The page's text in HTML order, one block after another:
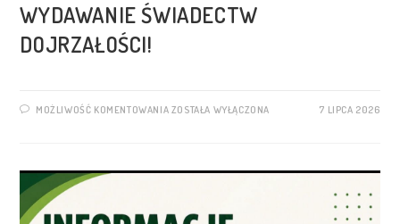
WYDAWANIE ŚWIADECTW
DOJRZAŁOŚCI!
MOŻLIWOŚĆ KOMENTOWANIA ZOSTAŁA WYŁĄCZONA 7 LIPCA 2026